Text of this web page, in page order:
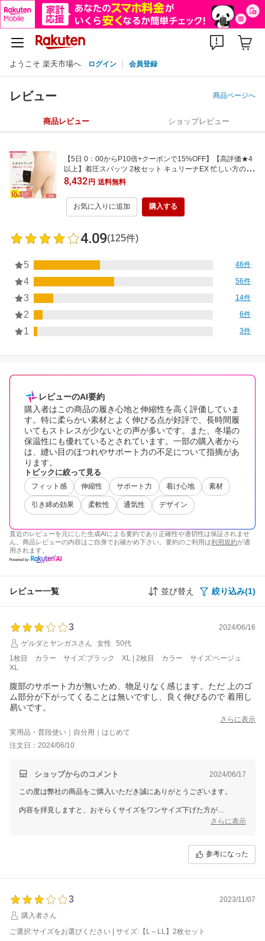
ようこそ 楽天市場へ ログイン 会員登録
レビュー 商品ページへ
商品レビュー ショップレビュー
【5日 0：00からP10倍+クーポンで15%OFF】【高評価★4
以上】着圧スパッツ 2枚セット キュリーナEX 忙しい方のな
がらケア 骨盤ガードル ハイウエスト しっかり補正 レディー
ス 加圧インナー ぽっこりお腹 産後 補正下着
8,432円 送料無料
お気に入りに追加 購入する
4.09(125件)
5 46件
4 56件
3 14件
2 6件
1 3件
レビューのAI要約
購入者はこの商品の履き心地と伸縮性を高く評価していま
す。特に柔らかい素材とよく伸びる点が好評で、長時間履
いてもストレスが少ないとの声が多いです。また、冬場の
保温性にも優れているとされています。一部の購入者から
は、縫い目のほつれやサポート力の不足について指摘があ
ります。
トピックに絞って見る
フィット感 伸縮性 サポート力 着け心地 素材
引き締め効果 柔軟性 通気性 デザイン
直近のレビューを元にした生成AIによる要約であり正確性や適切性は保証されませ
ん。商品レビューの内容はご自身でお確かめ下さい。要約のご利用は利用規約が適
用されます。
レビュー一覧 並び替え 絞り込み(1)
3
2024/06/16
ゲルダとヤンガスさん
女性
50代
1枚目 カラー サイズ:ブラック XL | 2枚目 カラー サイズ:ベージュ
XL
腹部のサポート力が無いため、物足りなく感じます。ただ 上のゴ
ム部分が下がってくることは無いですし、良く伸びるので 着用し
易いです。
さらに表示
実用品・普段使い｜自分用｜はじめて
注文日：2024/06/10
ショップからのコメント 2024/06/17
この度は弊社の商品をご購入いただき誠にありがとうございます。
内容を拝見しますと、おそらくサイズをワンサイズ下げた方が
サイズの変更、お身体に合わない場合は全額返金させていただきます。
さらに表示
参考になった
3
2023/11/07
購入者さん
ご選択:サイズをお選びください | サイズ:【L～LL】2枚セット